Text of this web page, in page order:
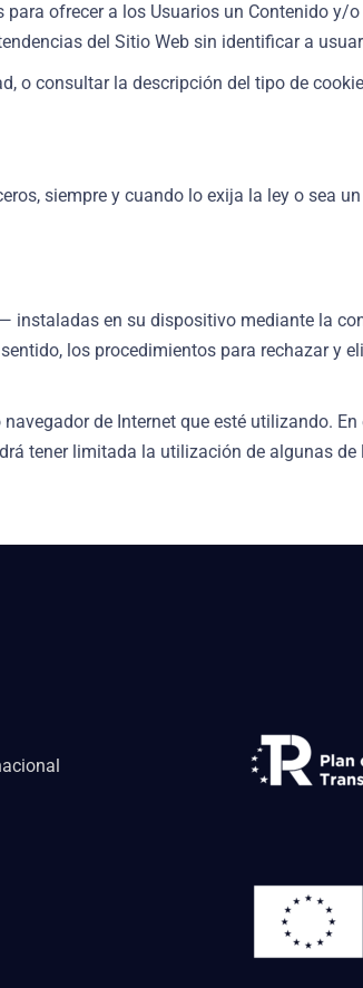
ofrecer a los Usuarios un Contenido y/
del Sitio Web sin identificar a
o consultar la descripción del tipo de
siempre y cuando lo exija la ley o sea
instaladas en su dispositivo mediante la
los procedimientos para rechazar y
de Internet que esté utilizando. En
tener limitada la utilización de algunas